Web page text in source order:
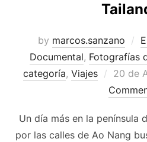
by marcos.sanzano
Documental, Fotografías
categoría, Viajes 20 de
Un día más en la península
por las calles de Ao Nang